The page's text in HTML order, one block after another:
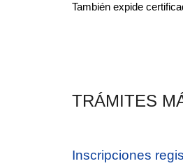
También expide
TRÁMITES
Inscripciones